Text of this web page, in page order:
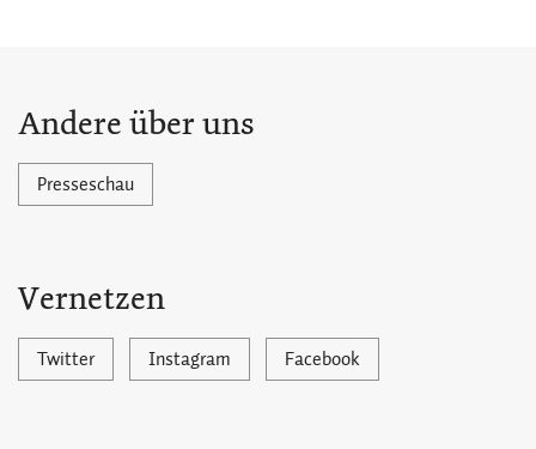
Andere über uns
Presseschau
Vernetzen
Twitter Instagram Facebook